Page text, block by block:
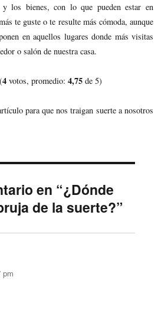
los bienes, con lo que pueden estar en
te guste o te resulte más cómoda, aunque
en aquellos lugares donde más visitas
o salón de nuestra casa.
(4 votos, promedio: 4,75 de 5)
para que nos traigan suerte a nosotros
en “¿Dónde
de la suerte?”
pm